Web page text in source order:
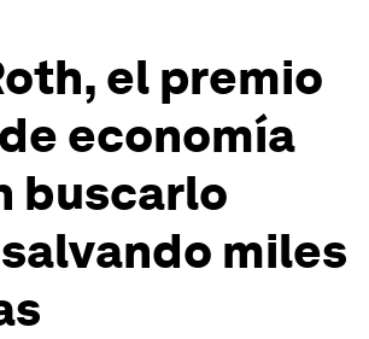
el premio
economía
buscarlo
miles